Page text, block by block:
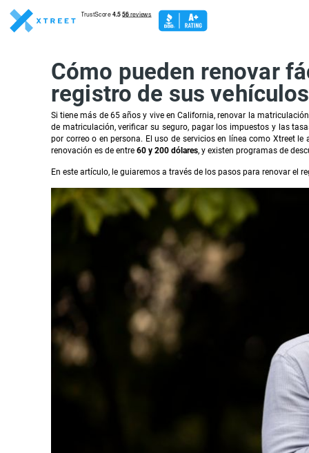
Cómo pueden renovar
registro de sus
Si tiene más de 65 años y vive en California, renovar la
de matriculación, verificar su seguro, pagar los impuestos y las
por correo o en persona. El uso de servicios en línea como Xtreet
renovación es de entre 60 y 200 dólares, y existen programas de
En este artículo, le guiaremos a través de los pasos para renovar el